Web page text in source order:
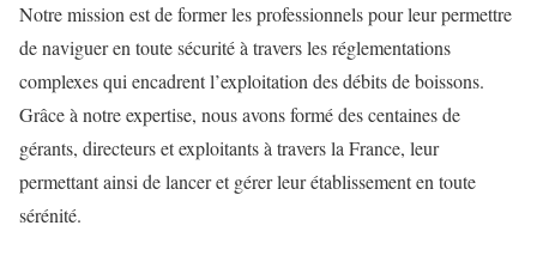
Notre mission est de former les professionnels pour leur permettre
de naviguer en toute sécurité à travers les réglementations
complexes qui encadrent l’exploitation des débits de boissons.
Grâce à notre expertise, nous avons formé des centaines de
gérants, directeurs et exploitants à travers la France, leur
permettant ainsi de lancer et gérer leur établissement en toute
sérénité.